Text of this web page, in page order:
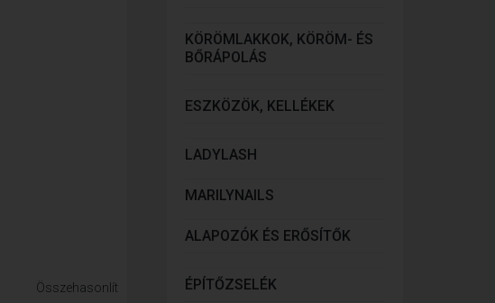
Összehasonlít
KÖRÖMLAKKOK, KÖRÖM- ÉS
BŐRÁPOLÁS
ESZKÖZÖK, KELLÉKEK
LADYLASH
MARILYNAILS
ALAPOZÓK ÉS ERŐSÍTŐK
ÉPÍTŐZSELÉK